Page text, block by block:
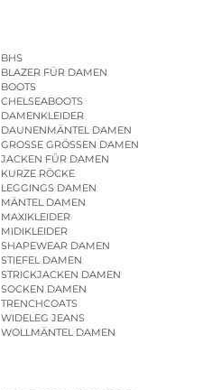
BHS
BLAZER FÜR DAMEN
BOOTS
CHELSEABOOTS
DAMENKLEIDER
DAUNENMÄNTEL DAMEN
GROSSE GRÖSSEN DAMEN
JACKEN FÜR DAMEN
KURZE RÖCKE
LEGGINGS DAMEN
MÄNTEL DAMEN
MAXIKLEIDER
MIDIKLEIDER
SHAPEWEAR DAMEN
STIEFEL DAMEN
STRICKJACKEN DAMEN
SOCKEN DAMEN
TRENCHCOATS
WIDELEG JEANS
WOLLMÄNTEL DAMEN